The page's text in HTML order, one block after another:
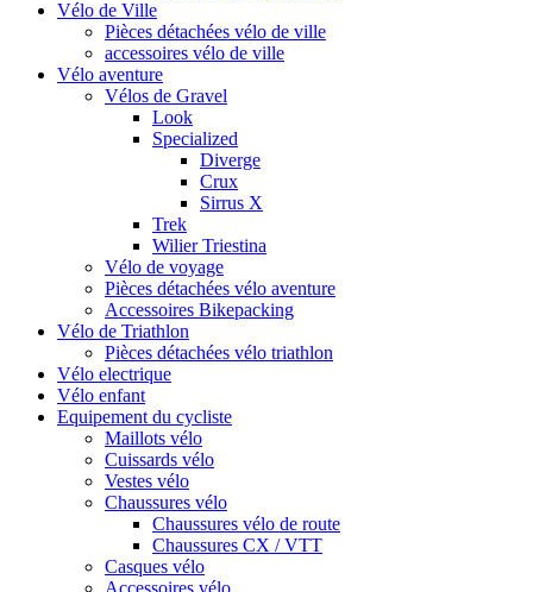
Vélo de Ville
Pièces détachées vélo de ville
accessoires vélo de ville
Vélo aventure
Vélos de Gravel
Look
Specialized
Diverge
Crux
Sirrus X
Trek
Wilier Triestina
Vélo de voyage
Pièces détachées vélo aventure
Accessoires Bikepacking
Vélo de Triathlon
Pièces détachées vélo triathlon
Vélo electrique
Vélo enfant
Equipement du cycliste
Maillots vélo
Cuissards vélo
Vestes vélo
Chaussures vélo
Chaussures vélo de route
Chaussures CX / VTT
Casques vélo
Accessoires vélo